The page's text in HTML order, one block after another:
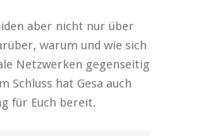
aber nicht nur über
warum und wie sich
Netzwerken gegenseitig
Schluss hat Gesa auch
für Euch bereit.